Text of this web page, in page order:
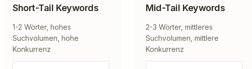
Short-Tail Keywords
1-2 Wörter, hohes
Suchvolumen, hohe
Konkurrenz
Mid-Tail Keywords
2-3 Wörter, mittleres
Suchvolumen, mittlere
Konkurrenz